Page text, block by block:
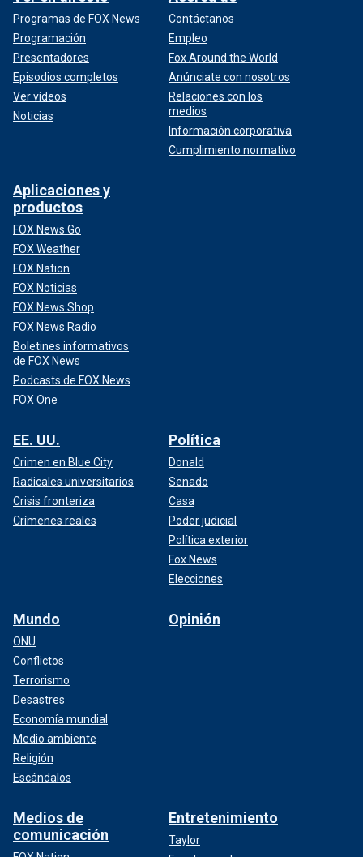
Programas de FOX News
Programación
Presentadores
Episodios completos
Ver vídeos
Noticias
Contáctanos
Empleo
Fox Around the World
Anúnciate con nosotros
Relaciones con los
medios
Información corporativa
Cumplimiento normativo
Aplicaciones y
productos
FOX News Go
FOX Weather
FOX Nation
FOX Noticias
FOX News Shop
FOX News Radio
Boletines informativos
de FOX News
Podcasts de FOX News
FOX One
EE. UU.
Crimen en Blue City
Radicales universitarios
Crisis fronteriza
Crímenes reales
Política
Donald
Senado
Casa
Poder judicial
Política exterior
Fox News
Elecciones
Mundo
ONU
Conflictos
Terrorismo
Desastres
Economía mundial
Medio ambiente
Religión
Escándalos
Opinión
Medios de
comunicación
Entretenimiento
Taylor